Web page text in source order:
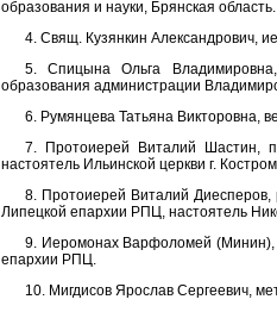
образования и науки, Брянская область.
4. Свящ. Кузянкин Александрович,
5. Спицына Ольга Владимировна,
образования администрации
6. Румянцева Татьяна Викторовна,
7. Протоиерей Виталий Шастин,
настоятель Ильинской церкви г.
8. Протоиерей Виталий Диесперов,
Липецкой епархии РПЦ, настоятель
9. Иеромонах Варфоломей (Минин),
епархии РПЦ.
10. Мигдисов Ярослав Сергеевич,